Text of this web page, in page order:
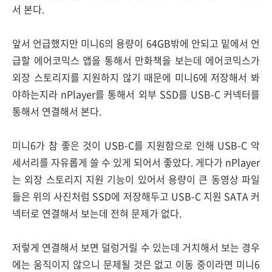
서 본다.
앞서 언급했지만 미니6의 용량이 64GB밖에 안되고 밑에서 언
급할 에어코믹스 앱을 통해서 만화책을 보는데 에어코믹스가
외장 스토리지를 지원하지 않기 때문에 미니6에 저장해서 봐
야하는지라 nPlayer를 통해서 외부 SSD를 USB-C 커넥터를
통해서 연결해서 본다.
미니6가 참 좋은 것이 USB-C를 지원함으로 인해 USB-C 악
세서리를 자유롭게 쓸 수 있게 되어서 좋았다. 게다가 nPlayer
는 외장 스토리지 지원 기능이 있어서 용량이 큰 동영상 파일
들은 위의 사진처럼 SSD에 저장해두고 USB-C 지원 SATA 커
넥터로 연결해서 보는데 전혀 문제가 없다.
저렇게 연결해서 보면 덜렁거릴 수 있는데 거치해서 보는 경우
에는 움직이지 않으니 문제될 것은 없고 이동 중이라면 미니6